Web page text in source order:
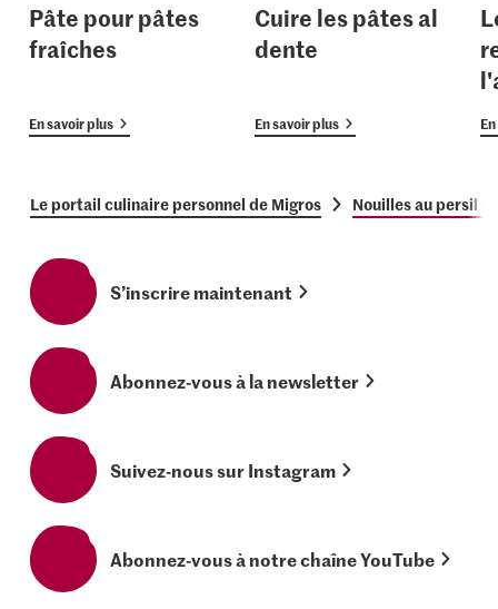
Pâte pour pâtes
fraîches
En savoir plus
Cuire les pâtes al
dente
En savoir plus
Le portail culinaire personnel de Migros Nouilles au persil
S’inscrire maintenant
Abonnez-vous à la newsletter
Suivez-nous sur Instagram
Abonnez-vous à notre chaîne YouTube